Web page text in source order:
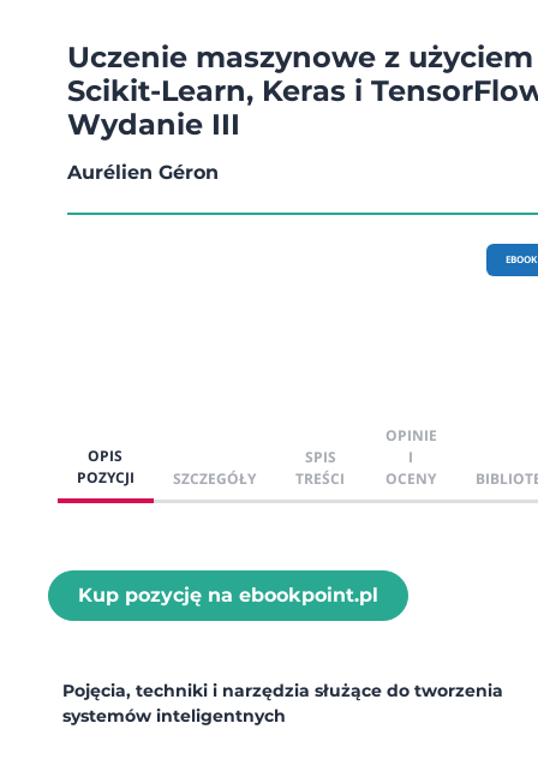
Uczenie maszynowe z użyciem
Scikit-Learn, Keras i
Wydanie III
Aurélien Géron
EBOOK
OPIS
POZYCJI
SZCZEGÓŁY
SPIS
TREŚCI
OPINIE
I
OCENY
Kup pozycję na ebookpoint.pl
Pojęcia, techniki i narzędzia służące do tworzenia
systemów inteligentnych